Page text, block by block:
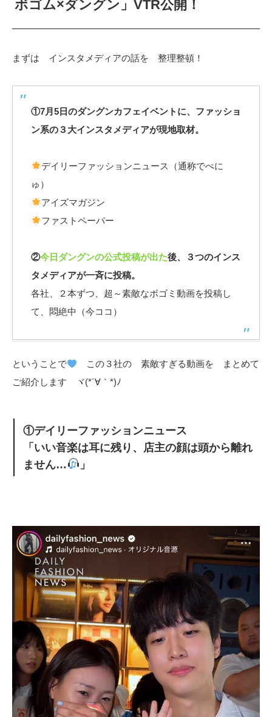
ボゴム×ダングン」VTR公開！
まずは インスタメディアの話を 整理整頓！
①7月5日のダングンカフェイベントに、ファッショ
ン系の３大インスタメディアが現地取材。
デイリーファッションニュース（通称でぺに
ゅ）
アイズマガジン
ファストペーパー
②今日ダングンの公式投稿が出た後、３つのインス
タメディアが一斉に投稿。
各社、２本ずつ、超～素敵なボゴミ動画を投稿し
て、悶絶中（今ココ）
ということで
この３社の 素敵すぎる動画を まとめて
ご紹介します ヾ(*´∀｀*)ﾉ
①デイリーファッションニュース
「いい音楽は耳に残り、店主の顔は頭から離れ
ません…
」